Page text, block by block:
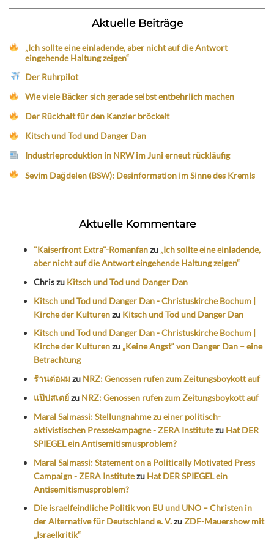
Aktuelle Beiträge
„Ich sollte eine einladende, aber nicht auf die Antwort
eingehende Haltung zeigen“
Der Ruhrpilot
Wie viele Bäcker sich gerade selbst entbehrlich machen
Der Rückhalt für den Kanzler bröckelt
Kitsch und Tod und Danger Dan
Industrieproduktion in NRW im Juni erneut rückläufig
Sevim Dağdelen (BSW): Desinformation im Sinne des Kremls
Aktuelle Kommentare
"Kaiserfront Extra"-Romanfanzu „Ich sollte eine einladende,
aber nicht auf die Antwort eingehende Haltung zeigen“
Chriszu Kitsch und Tod und Danger Dan
Kitsch und Tod und Danger Dan - Christuskirche Bochum |
Kirche der Kulturenzu Kitsch und Tod und Danger Dan
Kitsch und Tod und Danger Dan - Christuskirche Bochum |
Kirche der Kulturenzu „Keine Angst“ von Danger Dan – eine
Betrachtung
ร้านต่อผมzu NRZ: Genossen rufen zum Zeitungsboykott auf
แป๊ปสเตย์zu NRZ: Genossen rufen zum Zeitungsboykott auf
Maral Salmassi: Stellungnahme zu einer politisch-
aktivistischen Pressekampagne - ZERA Institutezu Hat DER
SPIEGEL ein Antisemitismusproblem?
Maral Salmassi: Statement on a Politically Motivated Press
Campaign - ZERA Institutezu Hat DER SPIEGEL ein
Antisemitismusproblem?
Die israelfeindliche Politik von EU und UNO – Christen in
der Alternative für Deutschland e. V.zuZDF-Mauershow mit
„Israelkritik“